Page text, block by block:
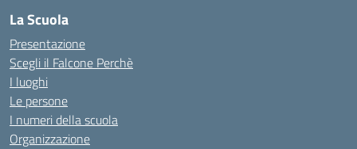
La Scuola
Presentazione
Scegli il Falcone Perchè
I luoghi
Le persone
I numeri della scuola
Organizzazione